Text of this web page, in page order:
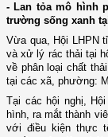
- Lan tỏa mô hình
trường sống xanh
Vừa qua, Hội LHPN
và xử lý rác thải tại
về phân loại chất
tại các xã, phường:
Tại các hội nghị,
hình, ra mắt thành
với điều kiện thực